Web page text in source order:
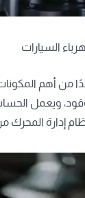
السيارات
من أهم
ويعمل
إدارة المحرك